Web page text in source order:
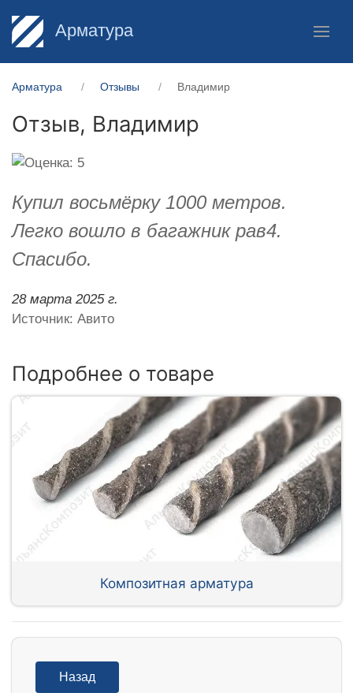
Арматура
Арматура Отзывы Владимир
Отзыв, Владимир
Купил восьмёрку 1000 метров.
Легко вошло в багажник рав4.
Спасибо.
28 марта 2025 г.
Источник: Авито
Подробнее о товаре
Композитная арматура
Назад